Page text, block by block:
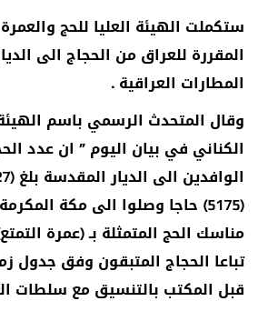
ستكملت الهيئة العليا للحج
المقررة للعراق من الحجاج الى
المطارات العراقية .
وقال المتحدث الرسمي باسم
الكناني في بيان اليوم ” ان عدد
(5175) حاجا وصلوا الى مكة
مناسك الحج المتمثلة بـ (عمرة
تباعا الحجاج المتبقون وفق جدول
قبل المكتب بالتنسيق مع سلطات